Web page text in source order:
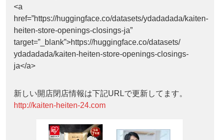
<a
href=”https://huggingface.co/datasets/ydadadada/kaiten-
heiten-store-openings-closings-ja”
target=”_blank”>https://huggingface.co/datasets/
ydadadada/kaiten-heiten-store-openings-closings-
ja</a>
新しい開店閉店情報は下記URLで更新してます。
http://kaiten-heiten-24.com